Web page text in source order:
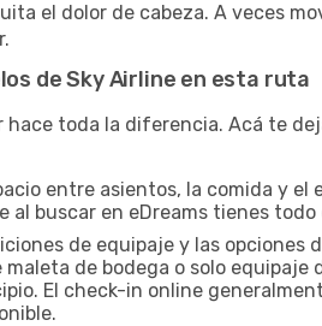
el dolor de cabeza. A veces
de Sky Airline en esta ruta
toda la diferencia. Acá te
entre asientos, la comida y
al buscar en eDreams tienes
de equipaje y las
de bodega o solo equipaje
El check-in online